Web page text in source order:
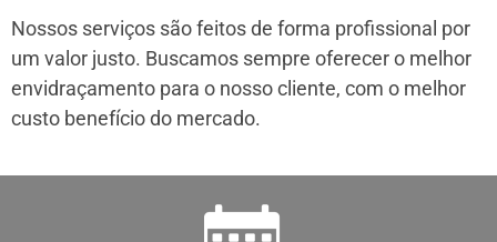
Nossos serviços são feitos de forma profissional por
um valor justo. Buscamos sempre oferecer o melhor
envidraçamento para o nosso cliente, com o melhor
custo benefício do mercado.